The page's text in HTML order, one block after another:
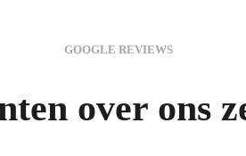
GOOGLE REVIEWS
over ons